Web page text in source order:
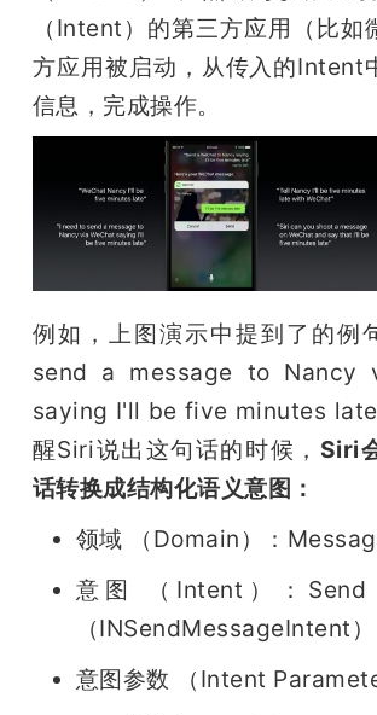
（Intent）的第三方应用（比如
方应用被启动，从传入的Intent
信息，完成操作。
例如，上图演示中提到了的例
send a message to Nancy
saying I'll be five minutes late
醒Siri说出这句话的时候， Siri
话转换成结构化语义意图：
领域 （Domain）：
意图 （Intent）：Send
（INSendMessageIntent ）
意图参数 （Intent